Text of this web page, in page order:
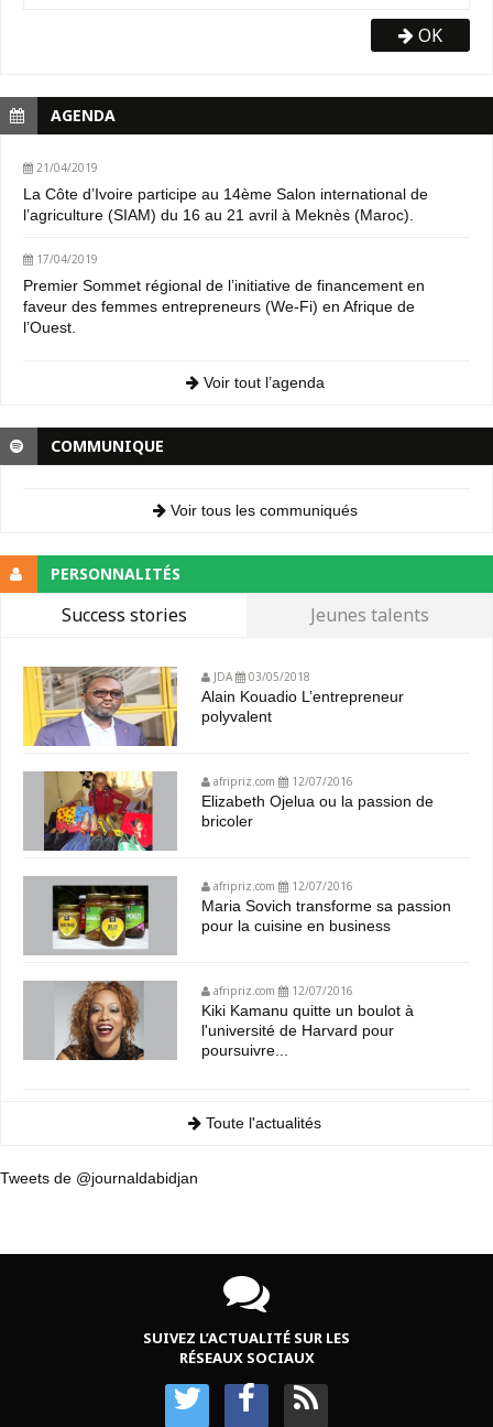
OK
AGENDA
21/04/2019
La Côte d’Ivoire participe au 14ème Salon international de
l’agriculture (SIAM) du 16 au 21 avril à Meknès (Maroc).
17/04/2019
Premier Sommet régional de l’initiative de financement en
faveur des femmes entrepreneurs (We-Fi) en Afrique de
l’Ouest.
Voir tout l’agenda
COMMUNIQUE
Voir tous les communiqués
PERSONNALITÉS
Success stories Jeunes talents
JDA 03/05/2018
Alain Kouadio L’entrepreneur
polyvalent
afripriz.com 12/07/2016
Elizabeth Ojelua ou la passion de
bricoler
afripriz.com 12/07/2016
Maria Sovich transforme sa passion
pour la cuisine en business
afripriz.com 12/07/2016
Kiki Kamanu quitte un boulot à
l'université de Harvard pour
poursuivre...
Toute l'actualités
Tweets de @journaldabidjan
SUIVEZ L’ACTUALITÉ SUR LES
RÉSEAUX SOCIAUX